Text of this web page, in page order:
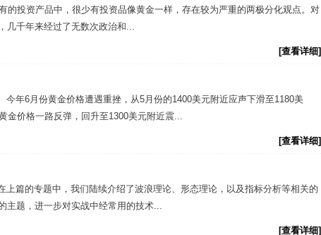
投资产品中，很少有投资品像黄金一样，存在较为严重的两极分化观点。对
几千年来经过了无数次政治和...
[查看详细]
年6月份黄金价格遭遇重挫，从5月份的1400美元附近应声下滑至1180美
金价格一路反弹，回升至1300美元附近震...
[查看详细]
篇的专题中，我们陆续介绍了波浪理论、形态理论，以及指标分析等相关的
主题，进一步对实战中经常用的技术...
[查看详细]